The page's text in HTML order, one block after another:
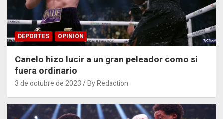
DEPORTES OPINIÓN
Canelo hizo lucir a un gran peleador como si
fuera ordinario
3 de octubre de 2023 By Redaction